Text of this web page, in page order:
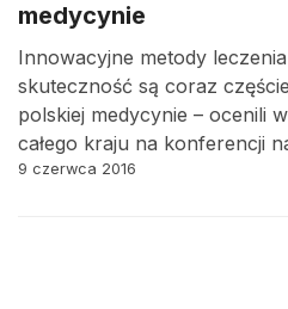
medycynie
Innowacyjne metody
skuteczność są coraz
polskiej medycynie – ocenili
całego kraju na konferencji
9 czerwca 2016